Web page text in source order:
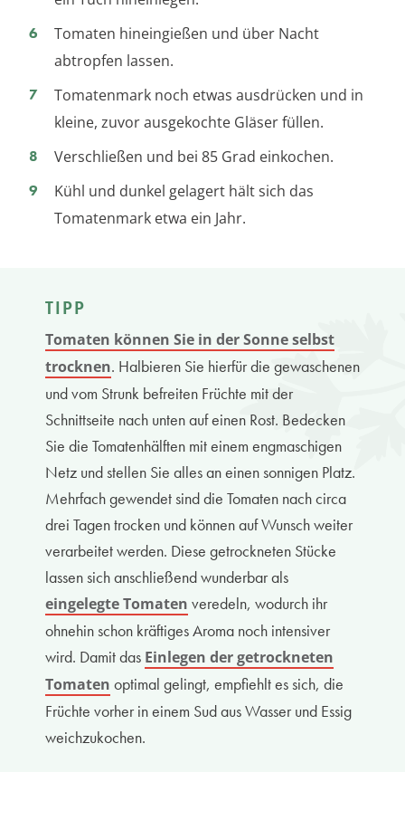
Tomaten hineingießen und über Nacht
abtropfen lassen.
Tomatenmark noch etwas ausdrücken und in
kleine, zuvor ausgekochte Gläser füllen.
Verschließen und bei 85 Grad einkochen.
Kühl und dunkel gelagert hält sich das
Tomatenmark etwa ein Jahr.
TIPP
Tomaten können Sie in der Sonne selbst
trocknen. Halbieren Sie hierfür die gewaschenen
und vom Strunk befreiten Früchte mit der
Schnittseite nach unten auf einen Rost. Bedecken
Sie die Tomatenhälften mit einem engmaschigen
Netz und stellen Sie alles an einen sonnigen Platz.
Mehrfach gewendet sind die Tomaten nach circa
drei Tagen trocken und können auf Wunsch weiter
verarbeitet werden. Diese getrockneten Stücke
lassen sich anschließend wunderbar als
eingelegte Tomaten veredeln, wodurch ihr
ohnehin schon kräftiges Aroma noch intensiver
wird. Damit das Einlegen der getrockneten
Tomaten optimal gelingt, empfiehlt es sich, die
Früchte vorher in einem Sud aus Wasser und Essig
weichzukochen.